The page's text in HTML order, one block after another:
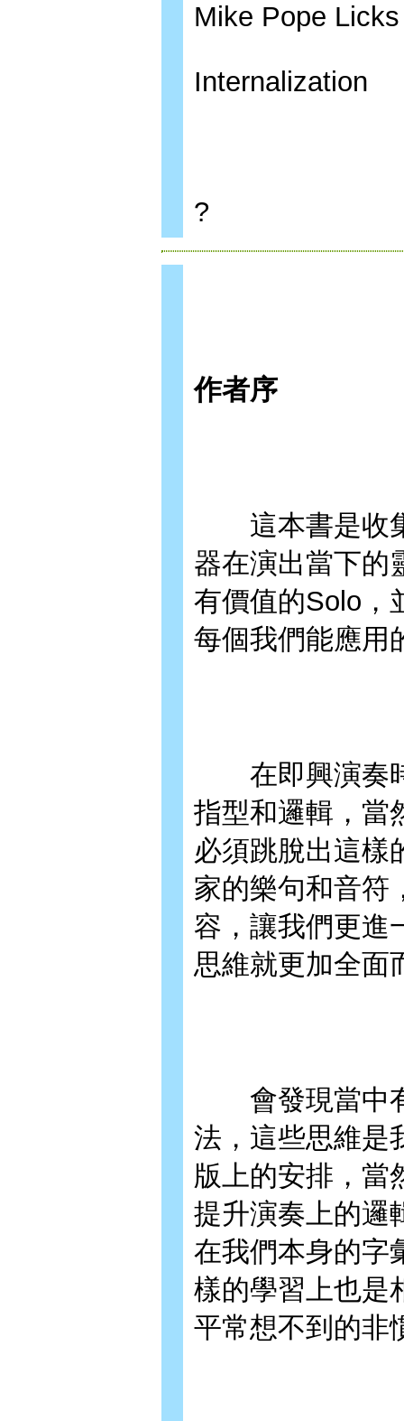
Mike Pope Licks
Internalization
?
作者序
這本書是收集
器在演出當下的
有價值的Solo，
每個我們能應用
在即興演奏時
指型和邏輯，當
必須跳脫出這樣
家的樂句和音符
容，讓我們更進
思維就更加全面
會發現當中有
法，這些思維是
版上的安排，當
提升演奏上的邏
在我們本身的字
樣的學習上也是
平常想不到的非